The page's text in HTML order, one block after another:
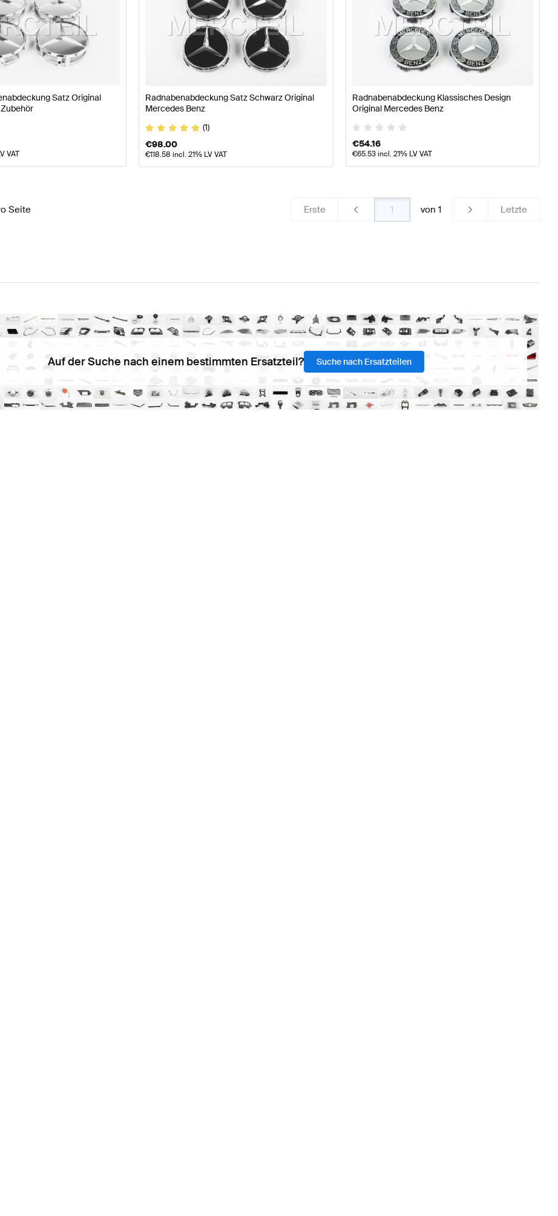
Satz Original
VAT
Radnabenabdeckung Satz Schwarz Original
Mercedes Benz
(1)
€98.00
€118.58 incl. 21% LV VAT
Radnabenabdeckung Klassisches Design
Original Mercedes Benz
€54.16
€65.53incl. 21% LV VAT
Seite Erste von 1 Letzte
Auf der Suche nach einem bestimmten Ersatzteil? Suche nach Ersatzteilen